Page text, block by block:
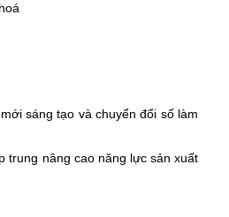
sáng tạo và chuyển đổi số làm
trung nâng cao năng lực sản xuất